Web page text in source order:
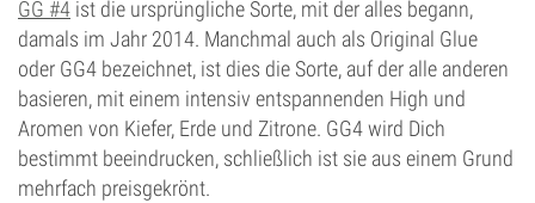
GG #4 ist die ursprüngliche Sorte, mit der alles begann,
damals im Jahr 2014. Manchmal auch als Original Glue
oder GG4 bezeichnet, ist dies die Sorte, auf der alle anderen
basieren, mit einem intensiv entspannenden High und
Aromen von Kiefer, Erde und Zitrone. GG4 wird Dich
bestimmt beeindrucken, schließlich ist sie aus einem Grund
mehrfach preisgekrönt.